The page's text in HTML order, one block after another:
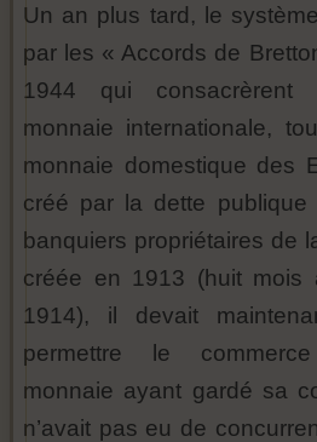
Un an plus tard, le
par les « Accords de
1944 qui
monnaie internationale,
monnaie domestique des
créé par la dette publique
banquiers propriétaires de
créée en 1913 (huit mois
1914), il devait
permettre le
monnaie ayant gardé sa
n’avait pas eu de